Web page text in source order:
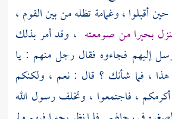
أقبلوا ، وغمامة تظله من بين القوم ،
بحيرامن صومعته ، وقد أمر بذلك
إليهم فجاءوه فقال رجل منهم : يا
، فما شأنك ؟ قال : نعم ، ولكنكم
، فاجتمعوا ، وتخلف رسول الله